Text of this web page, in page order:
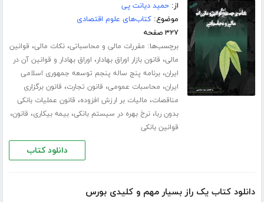
از:حمید دیانت پی
موضوع:کتاب‌های علوم اقتصادی
۳۲۷ صفحه
برچسب‌ها: مقررات مالی و محاسباتی،نکات مالی، قوانین
مالی، قانون بازار اوراق بهادار، اوراق بهادار و قوانین آن در
ایران،برنامه پنج ساله پنجم توسعه جمهوری اسلامی
ایران، محاسبات عمومی، قانون تجارت، قانون برگزاری
مناقصات، مالیات بر ارزش افزوده، قانون عملیات بانکی
بدون ربا،نرخ بهره در سیستم بانکی،بیمه بیکاری، قانون،
قوانین بانکی
دانلود کتاب
دانلود کتاب یک راز بسیار مهم و کلیدی بورس